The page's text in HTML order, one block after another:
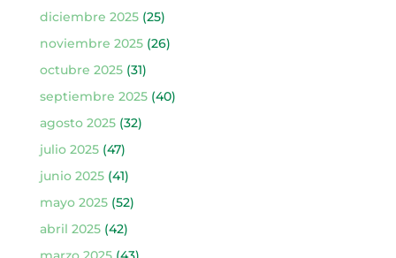
diciembre 2025(25)
noviembre 2025(26)
octubre 2025(31)
septiembre 2025(40)
agosto 2025(32)
julio 2025(47)
junio 2025(41)
mayo 2025(52)
abril 2025(42)